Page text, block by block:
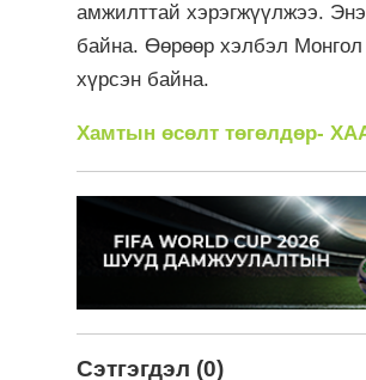
амжилттай хэрэгжүүлжээ.
байна. Өөрөөр хэлбэл
хүрсэн байна.
Хамтын өсөлт төгөлдөр-
Сэтгэгдэл (0)